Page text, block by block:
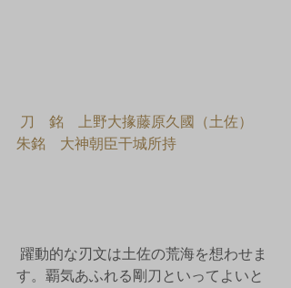
刀　銘　上野大掾藤原久國（土佐）
朱銘　大神朝臣干城所持
す。覇気あふれる剛刀といってよいと